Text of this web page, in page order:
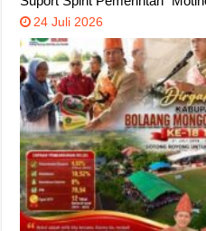
24 Juli 2026